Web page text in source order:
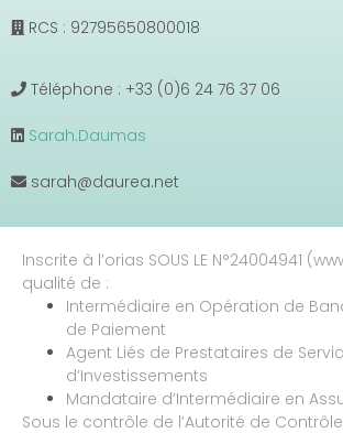
RCS : 92795650800018
Téléphone : +33 (0)6 24 76 37 06
Sarah.Daumas
sarah@daurea.net
Inscrite à l’orias SOUS LE N°24004941
qualité de :
Intermédiaire en Opération de
de Paiement
Agent Liés de Prestataires de
d’Investissements
Mandataire d’Intermédiaire en
Sous le contrôle de l’Autorité de